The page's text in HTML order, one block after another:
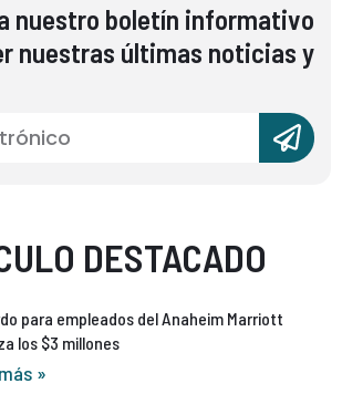
nuestro boletín informativo
nuestras últimas noticias y
DESTACADO
para empleados del Anaheim Marriott
los $3 millones
»